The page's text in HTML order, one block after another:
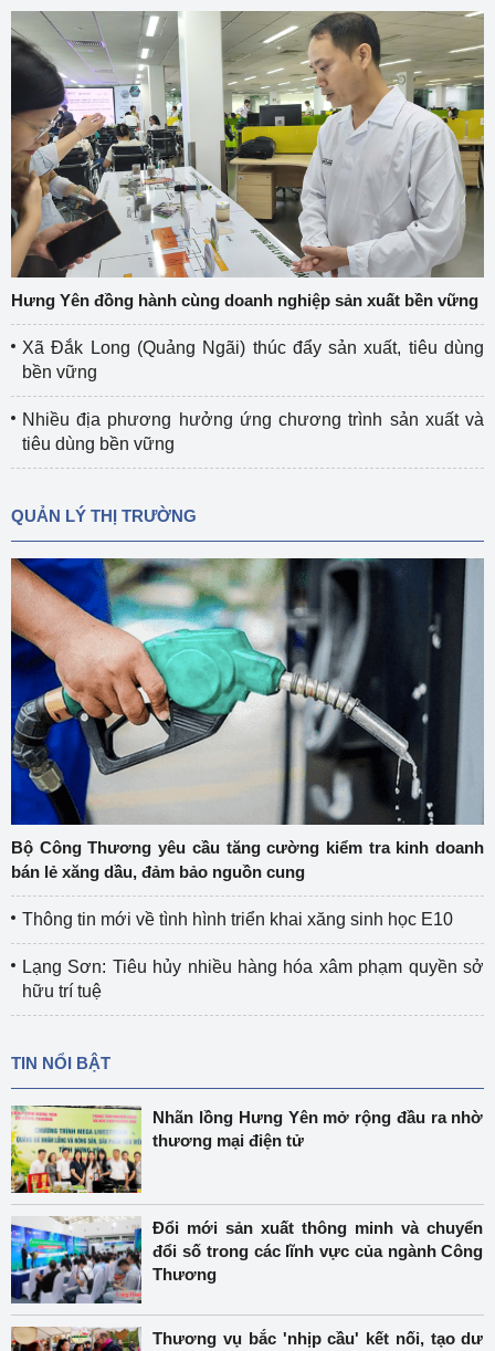
Hưng Yên đồng hành cùng doanh nghiệp sản xuất bền vững
Xã Đắk Long (Quảng Ngãi) thúc đẩy sản xuất, tiêu dùng
bền vững
Nhiều địa phương hưởng ứng chương trình sản xuất và
tiêu dùng bền vững
QUẢN LÝ THỊ TRƯỜNG
Bộ Công Thương yêu cầu tăng cường kiểm tra kinh doanh
bán lẻ xăng dầu, đảm bảo nguồn cung
Thông tin mới về tình hình triển khai xăng sinh học E10
Lạng Sơn: Tiêu hủy nhiều hàng hóa xâm phạm quyền sở
hữu trí tuệ
TIN NỔI BẬT
Nhãn lồng Hưng Yên mở rộng đầu ra nhờ
thương mại điện tử
Đổi mới sản xuất thông minh và chuyển
đổi số trong các lĩnh vực của ngành Công
Thương
Thương vụ bắc 'nhịp cầu' kết nối, tạo dư